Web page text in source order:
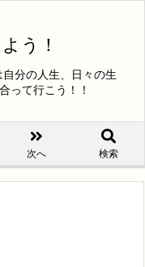
う！
分の人生、日々の生
って行こう！！
次へ 検索